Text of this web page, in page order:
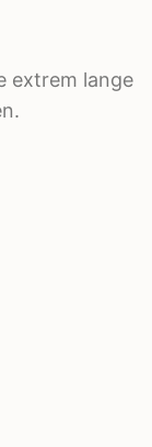
extrem lange